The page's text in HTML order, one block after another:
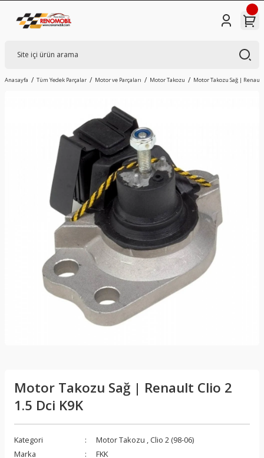
Anasayfa Tüm Yedek Parçalar Motor ve Parçaları Motor Takozu Motor Takozu Sağ | Renault
Motor Takozu Sağ | Renault Clio 2
1.5 Dci K9K
Kategori Motor Takozu , Clio 2 (98-06)
Marka
FKK